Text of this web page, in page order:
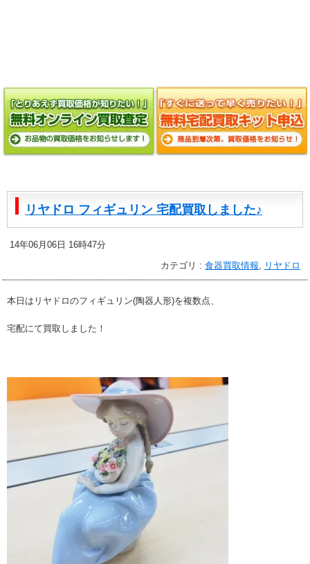
リヤドロ フィギュリン 宅配買取しました♪
14年06月06日 16時47分
カテゴリ : 食器買取情報 リヤドロ
本日はリヤドロのフィギュリン(陶器人形)を複数点、
宅配にて買取しました！